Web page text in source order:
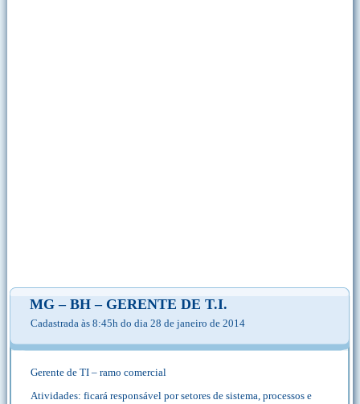
MG – BH – GERENTE DE T.I.
Cadastrada às 8:45h do dia 28 de janeiro de 2014
Gerente de TI – ramo comercial
Atividades: ficará responsável por setores de sistema, processos e